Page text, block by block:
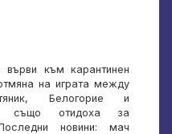
върви към карантинен
на играта между
Белогорие и
също отидоха за
новини: мач